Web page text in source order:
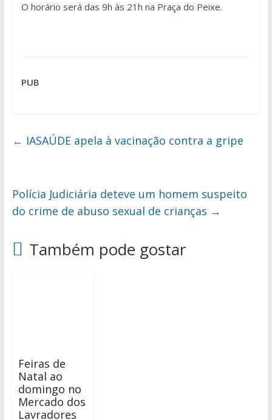
O horário será das 9h às 21h na Praça do Peixe.
PUB
← IASAÚDE apela à vacinação contra a gripe
Polícia Judiciária deteve um homem suspeito
do crime de abuso sexual de crianças →
Também pode gostar
Feiras de
Natal ao
domingo no
Mercado dos
Lavradores